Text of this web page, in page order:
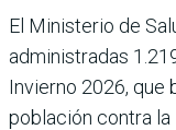
El Ministerio de
administradas
Invierno 2026, que
población contra la